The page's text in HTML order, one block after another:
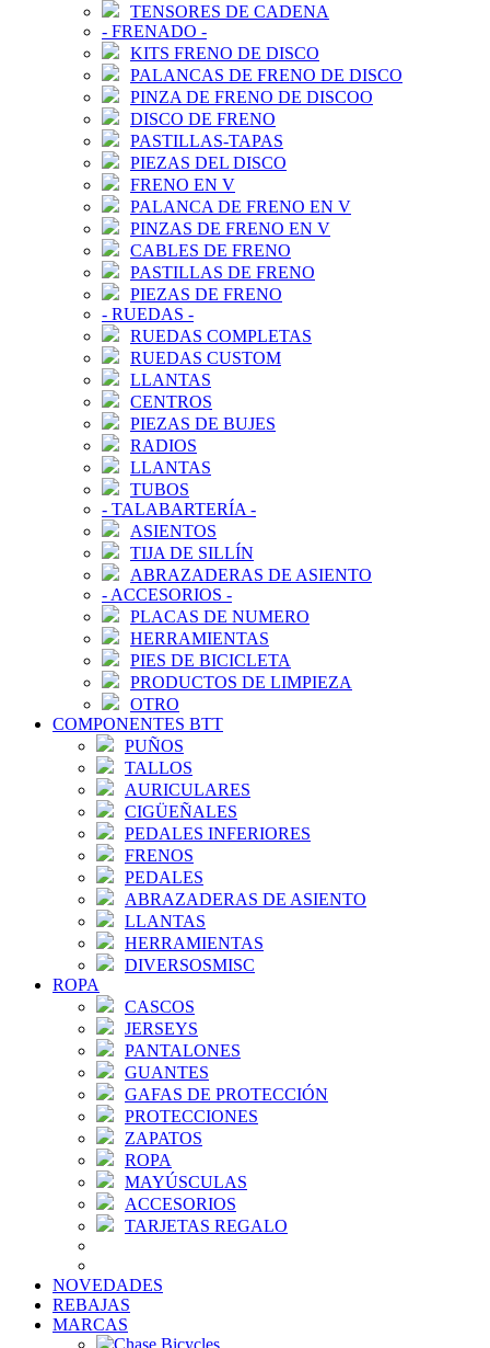
TENSORES DE CADENA
- FRENADO -
KITS FRENO DE DISCO
PALANCAS DE FRENO DE DISCO
PINZA DE FRENO DE DISCOO
DISCO DE FRENO
PASTILLAS-TAPAS
PIEZAS DEL DISCO
FRENO EN V
PALANCA DE FRENO EN V
PINZAS DE FRENO EN V
CABLES DE FRENO
PASTILLAS DE FRENO
PIEZAS DE FRENO
- RUEDAS -
RUEDAS COMPLETAS
RUEDAS CUSTOM
LLANTAS
CENTROS
PIEZAS DE BUJES
RADIOS
LLANTAS
TUBOS
- TALABARTERÍA -
ASIENTOS
TIJA DE SILLÍN
ABRAZADERAS DE ASIENTO
- ACCESORIOS -
PLACAS DE NUMERO
HERRAMIENTAS
PIES DE BICICLETA
PRODUCTOS DE LIMPIEZA
OTRO
COMPONENTES BTT
PUÑOS
TALLOS
AURICULARES
CIGÜEÑALES
PEDALES INFERIORES
FRENOS
PEDALES
ABRAZADERAS DE ASIENTO
LLANTAS
HERRAMIENTAS
DIVERSOSMISC
ROPA
CASCOS
JERSEYS
PANTALONES
GUANTES
GAFAS DE PROTECCIÓN
PROTECCIONES
ZAPATOS
ROPA
MAYÚSCULAS
ACCESORIOS
TARJETAS REGALO
NOVEDADES
REBAJAS
MARCAS